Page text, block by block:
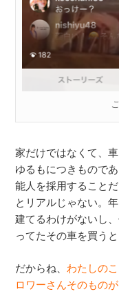
家だけではなくて、
ゆるもにつきもので
能人を採用すること
とリアルじゃない。
建てるわけがないし
ってたその車を買う
だからね、 わたしの
ロワーさんそのもの